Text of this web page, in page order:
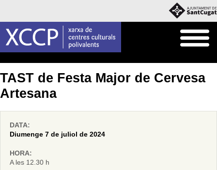
TAST de Festa Major de Cervesa
Artesana
DATA:
Diumenge 7 de juliol de 2024
HORA:
A les 12.30 h